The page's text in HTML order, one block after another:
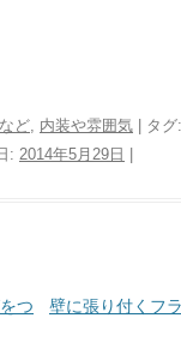
ど, 内装や雰囲気 | タグ:
: 2014年5月29日
つ
壁に張り付くフ